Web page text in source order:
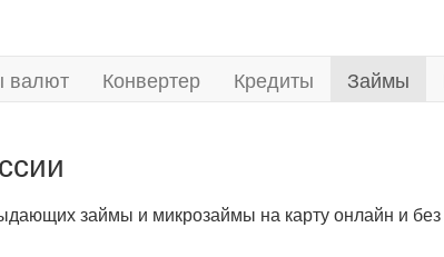
валют Конвертер Кредиты Займы
займы и микрозаймы на карту онлайн и без